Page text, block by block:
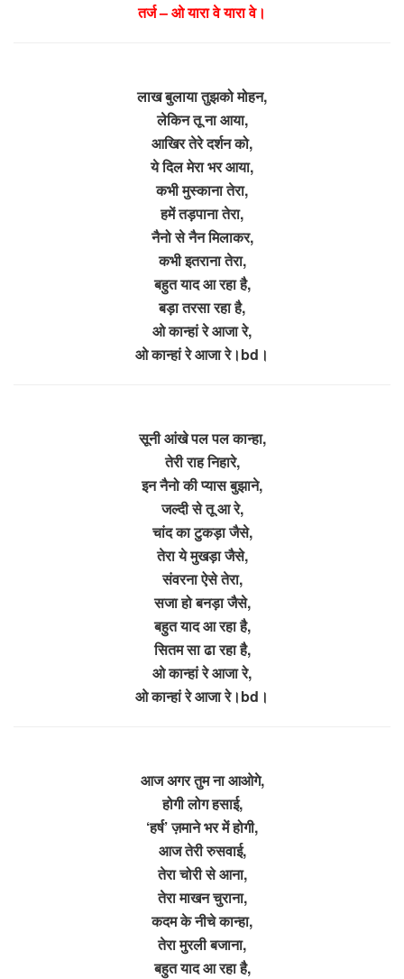
तर्ज – ओ यारा वे यारा वे।
लाख बुलाया तुझको मोहन,
लेकिन तू ना आया,
आखिर तेरे दर्शन को,
ये दिल मेरा भर आया,
कभी मुस्काना तेरा,
हमें तड़पाना तेरा,
नैनो से नैन मिलाकर,
कभी इतराना तेरा,
बहुत याद आ रहा है,
बड़ा तरसा रहा है,
ओ कान्हां रे आजा रे,
ओ कान्हां रे आजा रे।bd।
सूनी आंखे पल पल कान्हा,
तेरी राह निहारे,
इन नैनो की प्यास बुझाने,
जल्दी से तू आ रे,
चांद का टुकड़ा जैसे,
तेरा ये मुखड़ा जैसे,
संवरना ऐसे तेरा,
सजा हो बनड़ा जैसे,
बहुत याद आ रहा है,
सितम सा ढा रहा है,
ओ कान्हां रे आजा रे,
ओ कान्हां रे आजा रे।bd।
आज अगर तुम ना आओगे,
होगी लोग हसाई,
‘हर्ष’ ज़माने भर में होगी,
आज तेरी रुसवाई,
तेरा चोरी से आना,
तेरा माखन चुराना,
कदम के नीचे कान्हा,
तेरा मुरली बजाना,
बहुत याद आ रहा है,